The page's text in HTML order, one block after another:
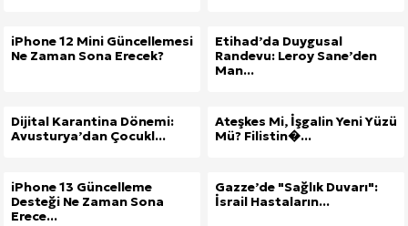
iPhone 12 Mini Güncellemesi
Ne Zaman Sona Erecek?
Etihad’da Duygusal
Randevu: Leroy Sane’den
Man...
Dijital Karantina Dönemi:
Avusturya’dan Çocukl...
Ateşkes Mi, İşgalin Yeni Yüzü
Mü? Filistin�...
iPhone 13 Güncelleme
Desteği Ne Zaman Sona
Erece...
Gazze’de "Sağlık Duvarı":
İsrail Hastaların...